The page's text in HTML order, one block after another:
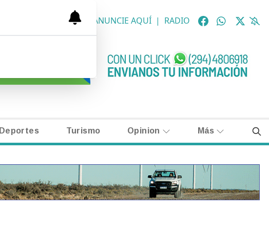
NECROLÓGICAS ANUNCIE AQUÍ | RADIO
Deportes Turismo Opinion Más